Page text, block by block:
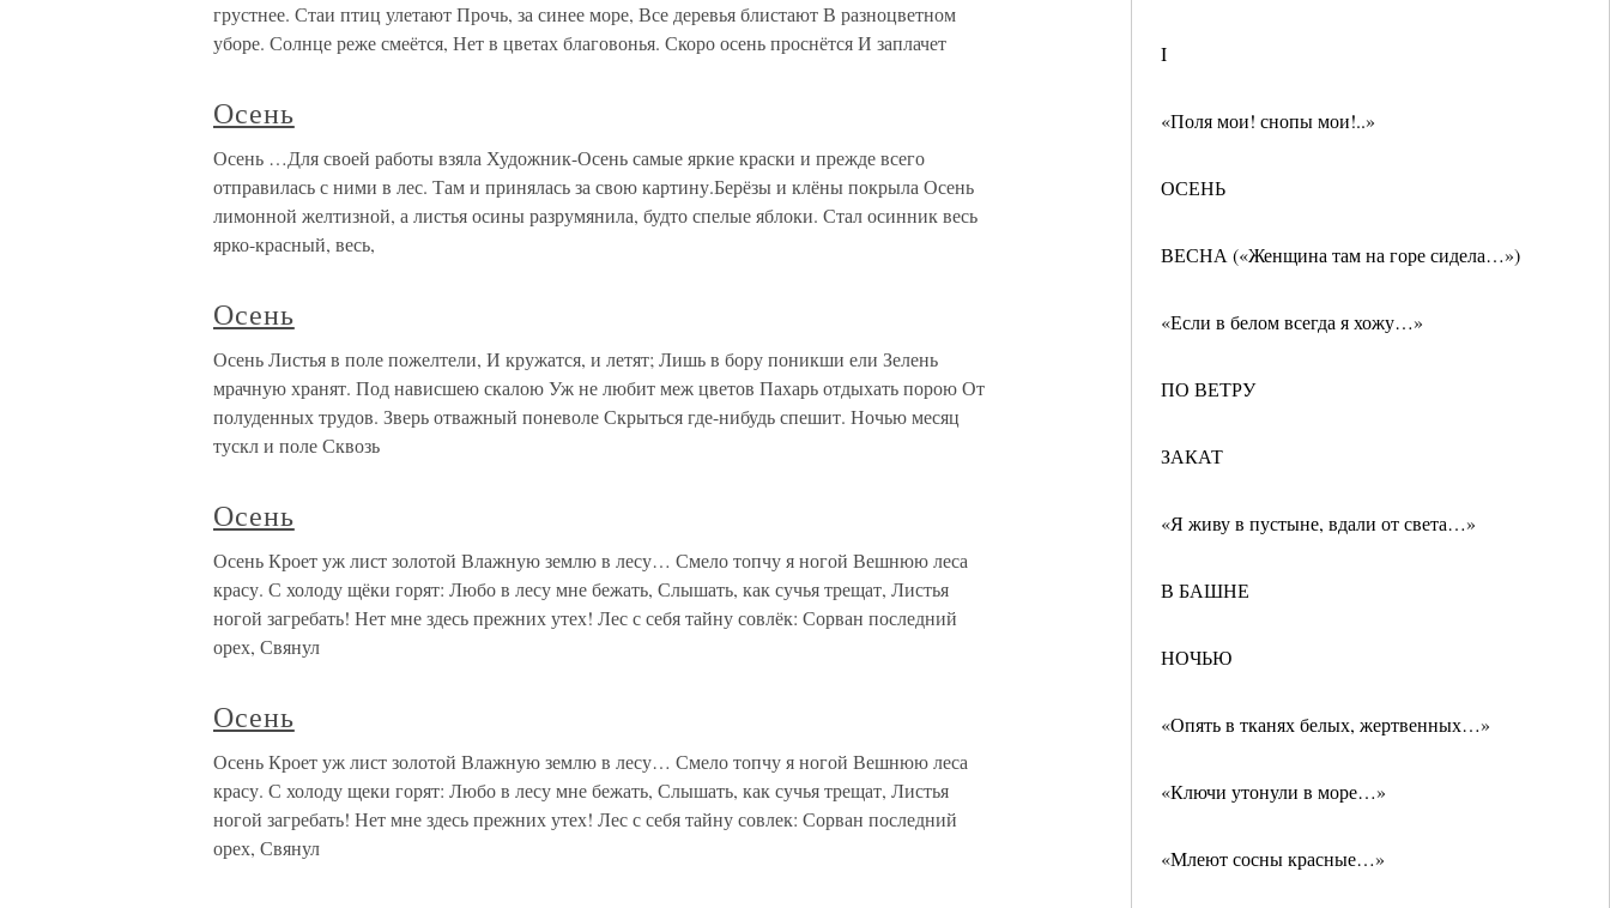
I
«Поля мои! снопы мои!..»
ОСЕНЬ
ВЕСНА («Женщина там на горе сидела…»)
«Если в белом всегда я хожу…»
ПО ВЕТРУ
ЗАКАТ
«Я живу в пустыне, вдали от света…»
В БАШНЕ
НОЧЬЮ
«Опять в тканях белых, жертвенных…»
«Ключи утонули в море…»
«Млеют сосны красные…»
грустнее. Стаи птиц улетают Прочь, за синее море, Все деревья блистают В разноцветном
уборе. Солнце реже смеётся, Нет в цветах благовонья. Скоро осень проснётся И заплачет
Осень
Осень …Для своей работы взяла Художник-Осень самые яркие краски и прежде всего
отправилась с ними в лес. Там и принялась за свою картину.Берёзы и клёны покрыла Осень
лимонной желтизной, а листья осины разрумянила, будто спелые яблоки. Стал осинник весь
ярко-красный, весь,
Осень
Осень Листья в поле пожелтели, И кружатся, и летят; Лишь в бору поникши ели Зелень
мрачную хранят. Под нависшею скалою Уж не любит меж цветов Пахарь отдыхать порою От
полуденных трудов. Зверь отважный поневоле Скрыться где-нибудь спешит. Ночью месяц
тускл и поле Сквозь
Осень
Осень Кроет уж лист золотой Влажную землю в лесу… Смело топчу я ногой Вешнюю леса
красу. С холоду щёки горят: Любо в лесу мне бежать, Слышать, как сучья трещат, Листья
ногой загребать! Нет мне здесь прежних утех! Лес с себя тайну совлёк: Сорван последний
орех, Свянул
Осень
Осень Кроет уж лист золотой Влажную землю в лесу… Смело топчу я ногой Вешнюю леса
красу. С холоду щеки горят: Любо в лесу мне бежать, Слышать, как сучья трещат, Листья
ногой загребать! Нет мне здесь прежних утех! Лес с себя тайну совлек: Сорван последний
орех, Свянул